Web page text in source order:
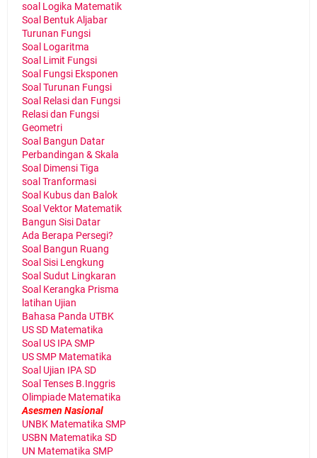
soal Logika Matematik
Soal Bentuk Aljabar
Turunan Fungsi
Soal Logaritma
Soal Limit Fungsi
Soal Fungsi Eksponen
Soal Turunan Fungsi
Soal Relasi dan Fungsi
Relasi dan Fungsi
Geometri
Soal Bangun Datar
Perbandingan & Skala
Soal Dimensi Tiga
soal Tranformasi
Soal Kubus dan Balok
Soal Vektor Matematik
Bangun Sisi Datar
Ada Berapa Persegi?
Soal Bangun Ruang
Soal Sisi Lengkung
Soal Sudut Lingkaran
Soal Kerangka Prisma
latihan Ujian
Bahasa Panda UTBK
US SD Matematika
Soal US IPA SMP
US SMP Matematika
Soal Ujian IPA SD
Soal Tenses B.Inggris
Olimpiade Matematika
Asesmen Nasional
UNBK Matematika SMP
USBN Matematika SD
UN Matematika SMP